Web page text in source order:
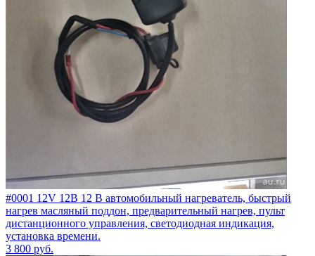
#0001 12V 12В 12 В автомобильный нагреватель, быстрый
нагрев масляный поддон, предварительный нагрев, пульт
дистанционного управления, светодиодная индикация,
установка времени.
3 800 руб.